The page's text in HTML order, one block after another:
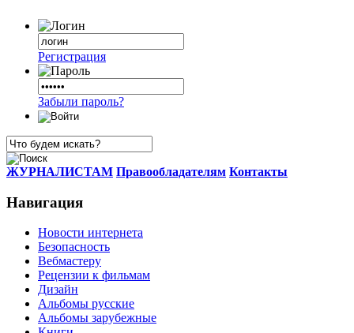
Регистрация
Забыли пароль?
ЖУРНАЛИСТАМ Правообладателям Контакты
Навигация
Новости интернета
Безопасность
Вебмастеру
Рецензии к фильмам
Дизайн
Альбомы русские
Альбомы зарубежные